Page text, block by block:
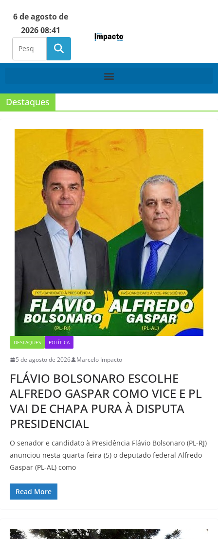
6 de agosto de
2026 08:41
Destaques
DESTAQUES POLÍTICA
5 de agosto de 2026 Marcelo Impacto
FLÁVIO BOLSONARO ESCOLHE
ALFREDO GASPAR COMO VICE E PL
VAI DE CHAPA PURA À DISPUTA
PRESIDENCIAL
O senador e candidato à Presidência Flávio Bolsonaro (PL-RJ)
anunciou nesta quarta-feira (5) o deputado federal Alfredo
Gaspar (PL-AL) como
Read More